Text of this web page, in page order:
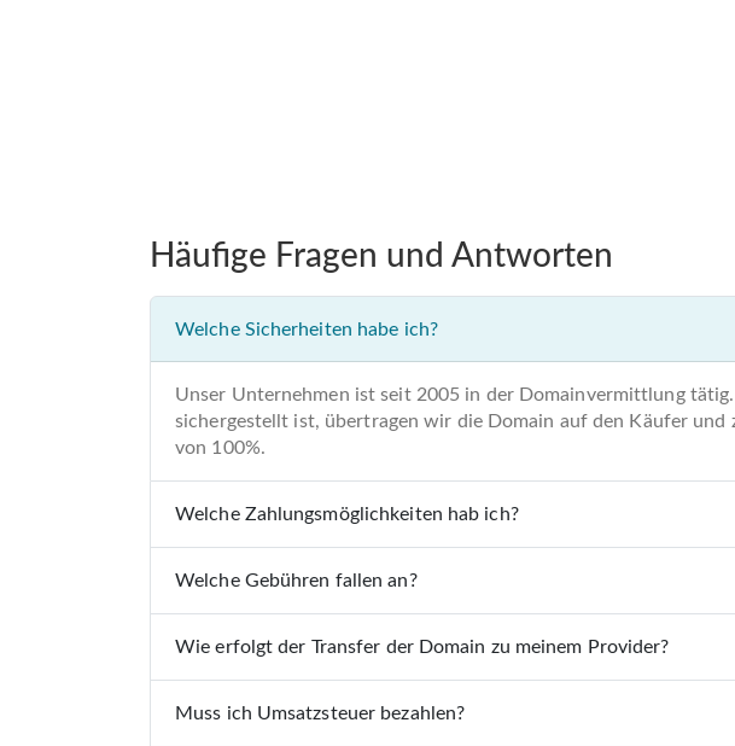
Häufige Fragen und Antworten
Welche Sicherheiten habe ich?
Unser Unternehmen ist seit 2005 in der Domainvermittlung
sichergestellt ist, übertragen wir die Domain auf den Käufer und
von 100%.
Welche Zahlungsmöglichkeiten hab ich?
Welche Gebühren fallen an?
Wie erfolgt der Transfer der Domain zu meinem Provider?
Muss ich Umsatzsteuer bezahlen?